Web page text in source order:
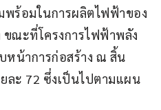
พร้อมในการผลิตไฟฟ้าของ
ณะที่โครงการไฟฟ้าพลัง
หน้าการก่อสร้าง ณ สิ้น
ละ 72 ซึ่งเป็นไปตามแผน